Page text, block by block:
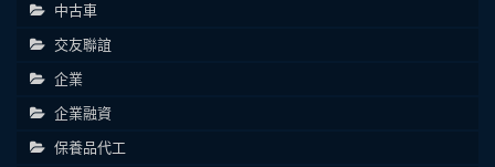
中古車
交友聯誼
企業
企業融資
保養品代工